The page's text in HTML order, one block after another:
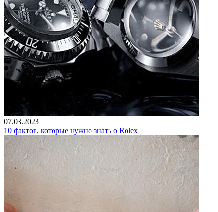
07.03.2023
10 фактов, которые нужно знать о Rolex